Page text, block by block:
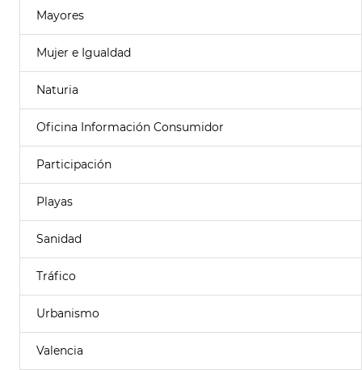
Mayores
Mujer e Igualdad
Naturia
Oficina Información Consumidor
Participación
Playas
Sanidad
Tráfico
Urbanismo
Valencia